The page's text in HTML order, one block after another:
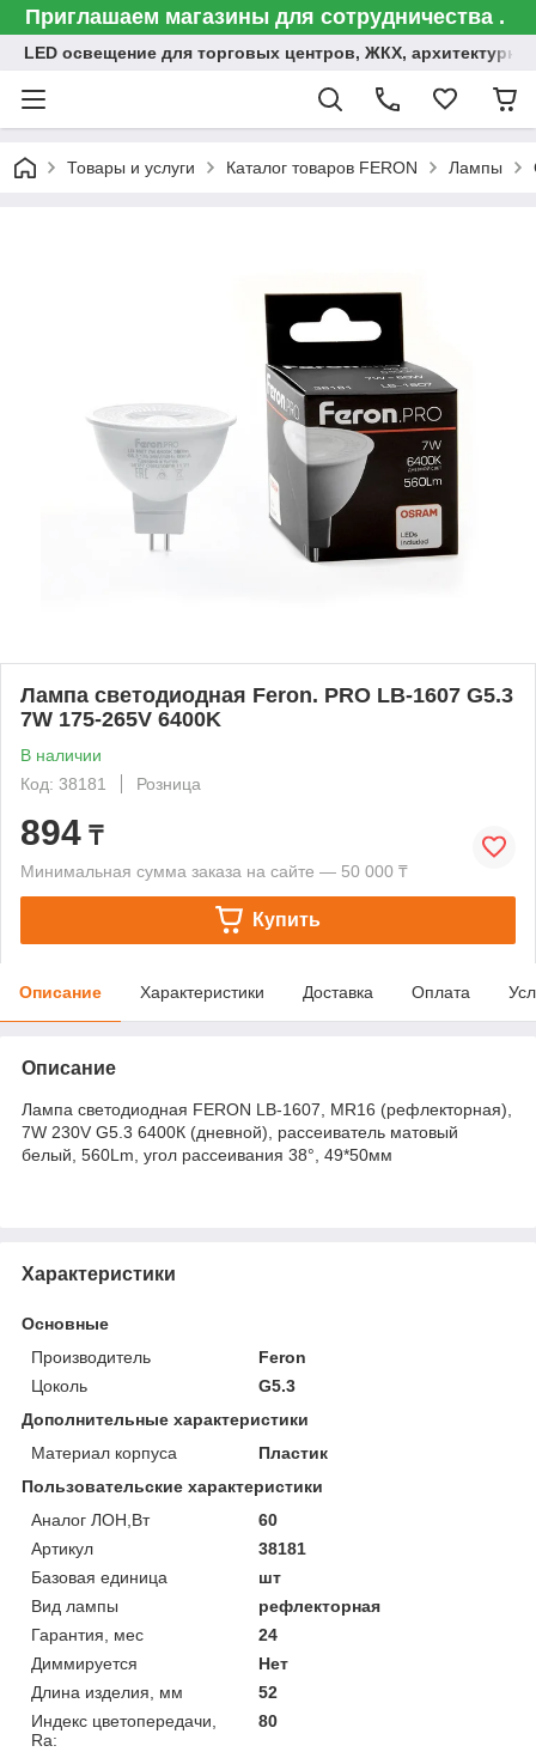
Приглашаем магазины для сотрудничества .
LED освещение для торговых центров, ЖКХ,
Товары и услуги Каталог товаров FERON Лампы
Лампа светодиодная Feron. PRO LB-1607 G5.3
7W 175-265V 6400K
В наличии
Код: 38181
Розница
894 ₸
Минимальная сумма заказа на сайте — 50 000 ₸
Купить
Описание Характеристики Доставка Оплата
Описание
Лампа светодиодная FERON LB-1607, MR16 (рефлекторная),
7W 230V G5.3 6400К (дневной), рассеиватель матовый
белый, 560Lm, угол рассеивания 38°, 49*50мм
Характеристики
Основные
Производитель
Feron
Цоколь
G5.3
Дополнительные характеристики
Материал корпуса
Пластик
Пользовательские характеристики
Аналог ЛОН,Вт
60
Артикул
38181
Базовая единица
шт
Вид лампы
рефлекторная
Гарантия, мес
24
Диммируется
Нет
Длина изделия, мм
52
Индекс цветопередачи,
Ra:
80